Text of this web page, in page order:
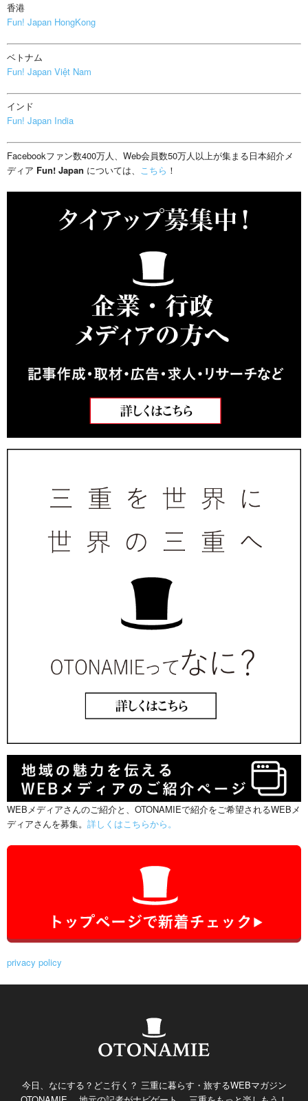
香港
Fun! Japan HongKong
ベトナム
Fun! Japan Việt Nam
インド
Fun! Japan India
Facebookファン数400万人、Web会員数50万人以上が集まる日本紹介メ
ディア Fun! Japan については、 こちら ！
WEBメディアさんのご紹介と、OTONAMIEで紹介をご希望されるWEBメ
ディアさんを募集。 詳しくはこちらから。
privacy policy
今日、なにする？どこ行く？ 三重に暮らす・旅するWEBマガジン